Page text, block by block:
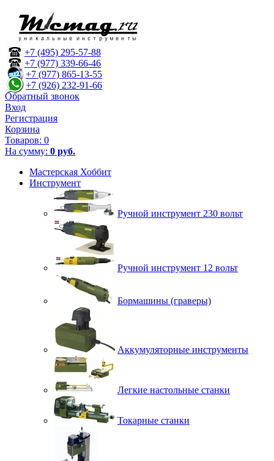
+7 (495) 295-57-88
+7 (977) 339-66-46
+7 (977) 865-13-55
+7 (926) 232-91-66
Обратный звонок
Вход
Регистрация
Корзина
Товаров: 0
На сумму: 0 руб.
Мастерская Хоббит
Инструмент
Ручной инструмент 230 вольт
Ручной инструмент 12 вольт
Бормашины (граверы)
Аккумуляторные инструменты
Легкие настольные станки
Токарные станки